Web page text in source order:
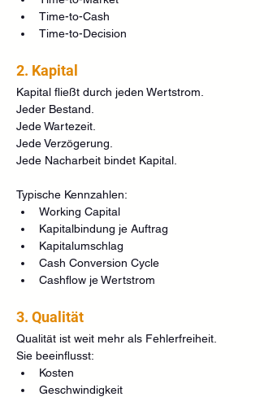
Time-to-Cash
Time-to-Decision
2. Kapital
Kapital fließt durch jeden Wertstrom.
Jeder Bestand.
Jede Wartezeit.
Jede Verzögerung.
Jede Nacharbeit bindet Kapital.
Typische Kennzahlen:
Working Capital
Kapitalbindung je Auftrag
Kapitalumschlag
Cash Conversion Cycle
Cashflow je Wertstrom
3. Qualität
Qualität ist weit mehr als Fehlerfreiheit.
Sie beeinflusst:
Kosten
Geschwindigkeit